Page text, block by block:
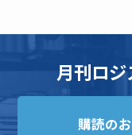
月刊ロ
購読の